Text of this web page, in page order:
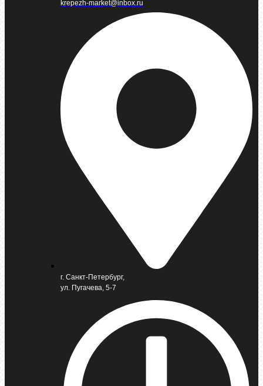
krepezh-market@inbox.ru
г. Санкт-Петербург,
ул. Пугачева, 5-7